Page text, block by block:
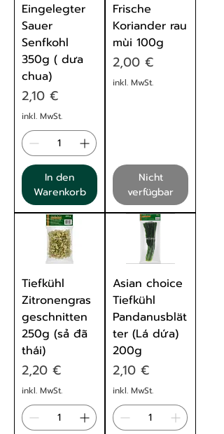
Eingelegter
Sauer
Senfkohl
350g ( dưa
chua)
Preis
2,10 €
inkl. MwSt.
In den
Warenkorb
Frische
Koriander rau
mùi 100g
Preis
2,00 €
inkl. MwSt.
Nicht
verfügbar
Tiefkühl
Zitronengras
geschnitten
250g (sả đã
thái)
Preis
2,20 €
inkl. MwSt.
Asian choice
Tiefkühl
Pandanusblät
ter (Lá dứa)
200g
Preis
2,10 €
inkl. MwSt.